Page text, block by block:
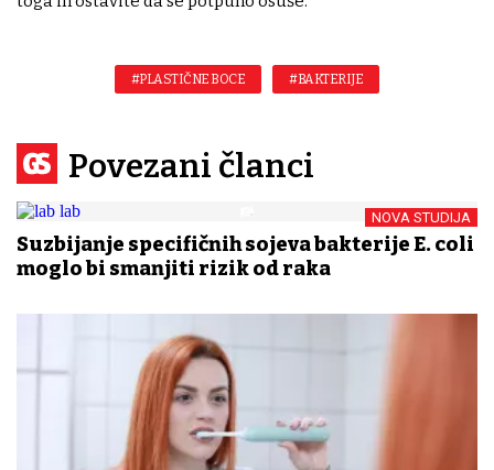
#PLASTIČNE BOCE #BAKTERIJE
Povezani članci
NOVA STUDIJA
Suzbijanje specifičnih sojeva bakterije E. coli
moglo bi smanjiti rizik od raka